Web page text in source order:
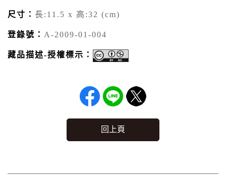
尺寸： 長:11.5 x 高:32 (cm)
登錄號： A-2009-01-004
藏品描述-授權標示：
回上頁